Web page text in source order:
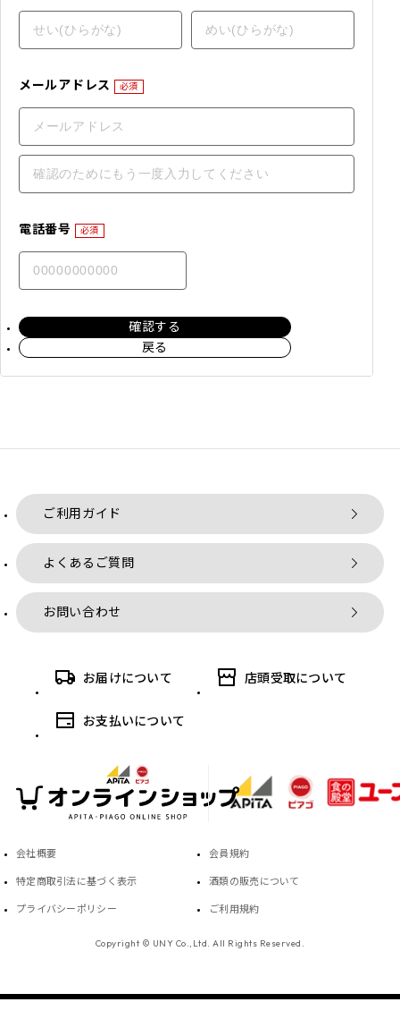
メールアドレス 必須
電話番号 必須
戻る
確認する
ご利用ガイド
よくあるご質問
お問い合わせ
お届けについて 店頭受取について
お支払いについて
会社概要 会員規約
特定商取引法に基づく表示 酒類の販売について
プライバシーポリシー ご利用規約
Copyright © UNY Co.,Ltd. All Rights Reserved.